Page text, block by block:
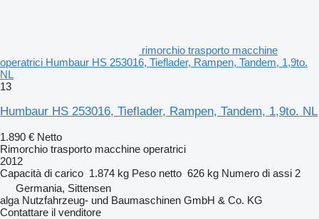
rimorchio trasporto macchine
operatrici Humbaur HS 253016, Tieflader, Rampen, Tandem, 1,9to.
NL
13
Humbaur HS 253016, Tieflader, Rampen, Tandem, 1,9to. NL
1.890 € Netto
Rimorchio trasporto macchine operatrici
2012
Capacità di carico 1.874 kg Peso netto 626 kg Numero di assi 2
Germania, Sittensen
alga Nutzfahrzeug- und Baumaschinen GmbH & Co. KG
Contattare il venditore